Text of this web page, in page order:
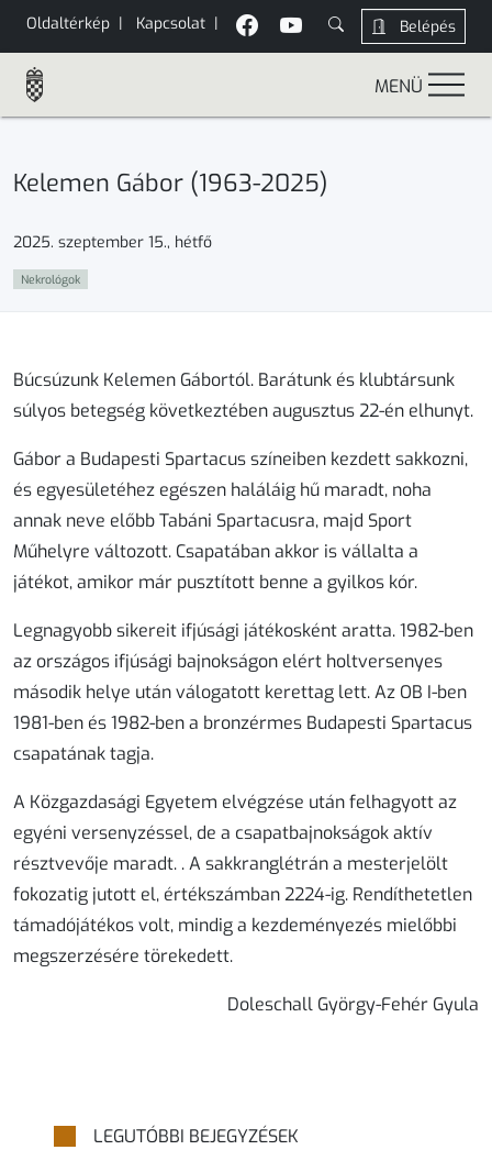
Oldaltérkép | Kapcsolat | Belépés
MENÜ
Kelemen Gábor (1963-2025)
2025. szeptember 15., hétfő
Nekrológok
Búcsúzunk Kelemen Gábortól. Barátunk és klubtársunk
súlyos betegség következtében augusztus 22-én elhunyt.
Gábor a Budapesti Spartacus színeiben kezdett sakkozni,
és egyesületéhez egészen haláláig hű maradt, noha
annak neve előbb Tabáni Spartacusra, majd Sport
Műhelyre változott. Csapatában akkor is vállalta a
játékot, amikor már pusztított benne a gyilkos kór.
Legnagyobb sikereit ifjúsági játékosként aratta. 1982-ben
az országos ifjúsági bajnokságon elért holtversenyes
második helye után válogatott kerettag lett. Az OB I-ben
1981-ben és 1982-ben a bronzérmes Budapesti Spartacus
csapatának tagja.
A Közgazdasági Egyetem elvégzése után felhagyott az
egyéni versenyzéssel, de a csapatbajnokságok aktív
résztvevője maradt. . A sakkranglétrán a mesterjelölt
fokozatig jutott el, értékszámban 2224-ig. Rendíthetetlen
támadójátékos volt, mindig a kezdeményezés mielőbbi
megszerzésére törekedett.
Doleschall György-Fehér Gyula
LEGUTÓBBI BEJEGYZÉSEK